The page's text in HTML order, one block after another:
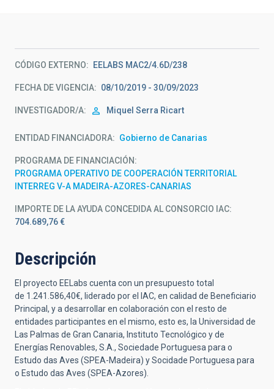
CÓDIGO EXTERNO EELABS MAC2/4.6D/238
FECHA DE VIGENCIA 08/10/2019 - 30/09/2023
INVESTIGADOR/A Miquel Serra Ricart
ENTIDAD FINANCIADORA Gobierno de Canarias
PROGRAMA DE FINANCIACIÓN
PROGRAMA OPERATIVO DE COOPERACIÓN TERRITORIAL
INTERREG V-A MADEIRA-AZORES-CANARIAS
IMPORTE DE LA AYUDA CONCEDIDA AL CONSORCIO IAC
704.689,76 €
Descripción
El proyecto EELabs cuenta con un presupuesto total
de 1.241.586,40€, liderado por el IAC, en calidad de Beneficiario
Principal, y a desarrollar en colaboración con el resto de
entidades participantes en el mismo, esto es, la Universidad de
Las Palmas de Gran Canaria, Instituto Tecnológico y de
Energías Renovables, S.A., Sociedade Portuguesa para o
Estudo das Aves (SPEA-Madeira) y Socidade Portuguesa para
o Estudo das Aves (SPEA-Azores).